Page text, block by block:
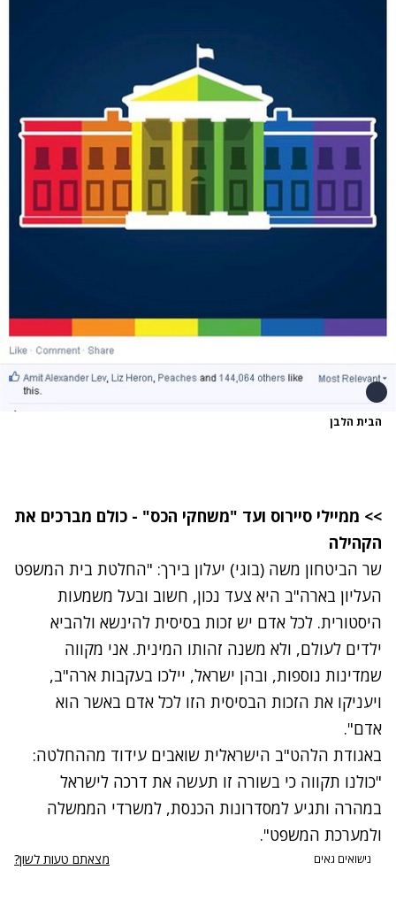
הבית הלבן
>> ממיילי סיירוס ועד "משחקי הכס" - כולם מברכים את
הקהילה
שר הביטחון משה (בוגי) יעלון בירך: "החלטת בית המשפט
העליון בארה"ב היא צעד נכון, חשוב ובעל משמעות
היסטורית. לכל אדם יש זכות בסיסית להינשא ולהביא
ילדים לעולם, ולא משנה זהותו המינית. אני מקווה
שמדינות נוספות, ובהן ישראל, יילכו בעקבות ארה"ב,
ויעניקו את הזכות הבסיסית הזו לכל אדם באשר הוא
אדם".
באגודת הלהט"ב הישראלית שואבים עידוד מההחלטה:
"כולנו תקווה כי בשורה זו תעשה את דרכה לישראל
במהרה ותגיע למסדרונות הכנסת, למשרדי הממשלה
ולמערכת המשפט".
נישואים גאים מצאתם טעות לשון?